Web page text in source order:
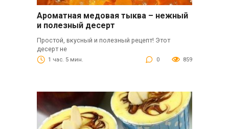
Ароматная медовая тыква – нежный
и полезный десерт
Простой, вкусный и полезный рецепт! Этот
десерт не
1 час. 5 мин. 0 859